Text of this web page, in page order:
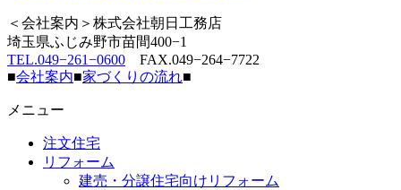
＜会社案内＞株式会社朝日工務店
埼玉県ふじみ野市苗間400−1
TEL.049−261−0600 FAX.049−264−7722
■会社案内■家づくりの流れ■
メニュー
注文住宅
リフォーム
建売・分譲住宅向けリフォーム